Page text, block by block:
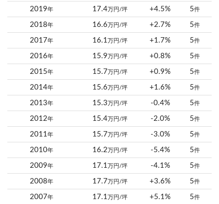
2019年 17.4万円/坪 +4.5% 5件
2018年 16.6 万円/坪 +2.7% 5件
2017年 16.1 万円/坪 +1.7% 5件
2016年 15.9 万円/坪 +0.8% 5件
2015年 15.7 万円/坪 +0.9% 5件
2014年 15.6 万円/坪 +1.6% 5件
2013年 15.3 万円/坪 -0.4% 5件
2012年 15.4万円/坪 -2.0% 5件
2011年 15.7 万円/坪 -3.0% 5件
2010年 16.2 万円/坪 -5.4% 5件
2009年 17.1 万円/坪 -4.1% 5件
2008年 17.7 万円/坪 +3.6% 5件
2007年 17.1 万円/坪 +5.1% 5件